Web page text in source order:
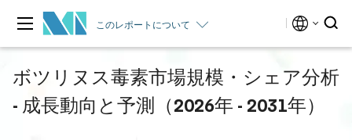
このレポートについて
ボツリヌス毒素市場規模・シェア分析
- 成長動向と予測（2026年 - 2031年）